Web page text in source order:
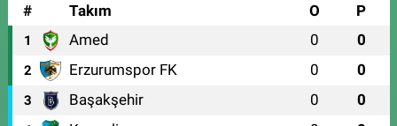
#
Takım O P
1 Amed 0 0
2 Erzurumspor FK 0 0
3 Başakşehir 0 0